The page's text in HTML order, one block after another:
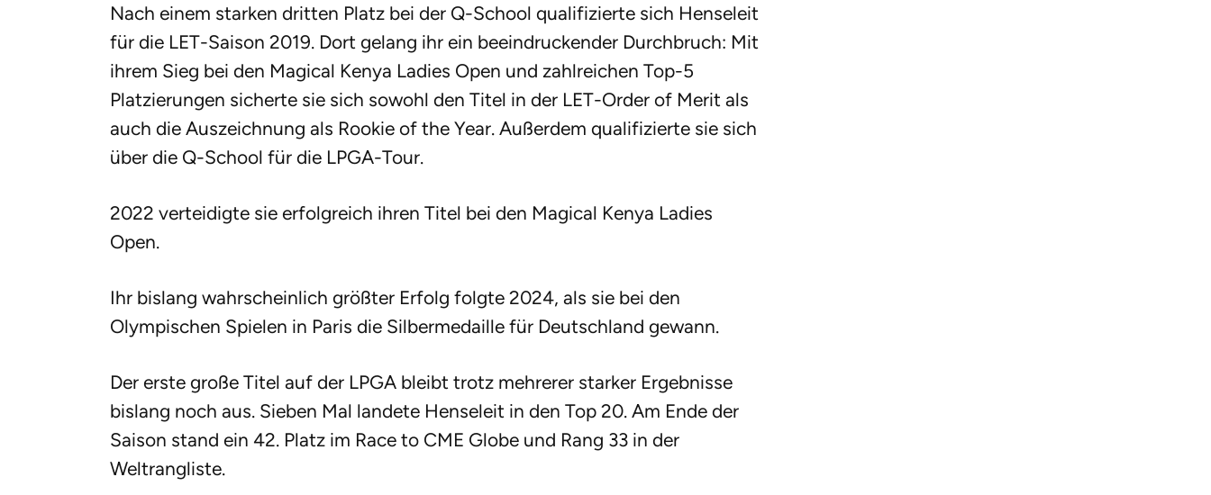
Nach einem starken dritten Platz bei der Q-School qualifizierte sich Henseleit
für die LET-Saison 2019. Dort gelang ihr ein beeindruckender Durchbruch: Mit
ihrem Sieg bei den Magical Kenya Ladies Open und zahlreichen Top-5
Platzierungen sicherte sie sich sowohl den Titel in der LET-Order of Merit als
auch die Auszeichnung als Rookie of the Year. Außerdem qualifizierte sie sich
über die Q-School für die LPGA-Tour.
2022 verteidigte sie erfolgreich ihren Titel bei den Magical Kenya Ladies
Open.
Ihr bislang wahrscheinlich größter Erfolg folgte 2024, als sie bei den
Olympischen Spielen in Paris die Silbermedaille für Deutschland gewann.
Der erste große Titel auf der LPGA bleibt trotz mehrerer starker Ergebnisse
bislang noch aus. Sieben Mal landete Henseleit in den Top 20. Am Ende der
Saison stand ein 42. Platz im Race to CME Globe und Rang 33 in der
Weltrangliste.